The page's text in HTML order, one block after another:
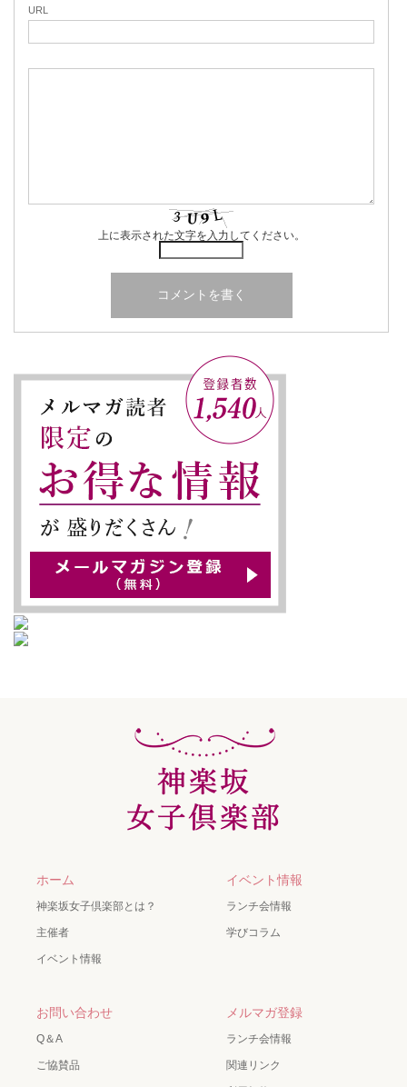
URL
上に表示された文字を入力してください。
ホーム
神楽坂女子倶楽部とは？
主催者
イベント情報
イベント情報
ランチ会情報
学びコラム
お問い合わせ
Q＆A
ご協賛品
メルマガ登録
ランチ会情報
関連リンク